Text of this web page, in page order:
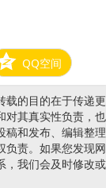
QQ空间
载的目的在于传递更
对其真实性负责，也
稿和发布、编辑整理
负责。如果您发现网
，我们会及时修改或